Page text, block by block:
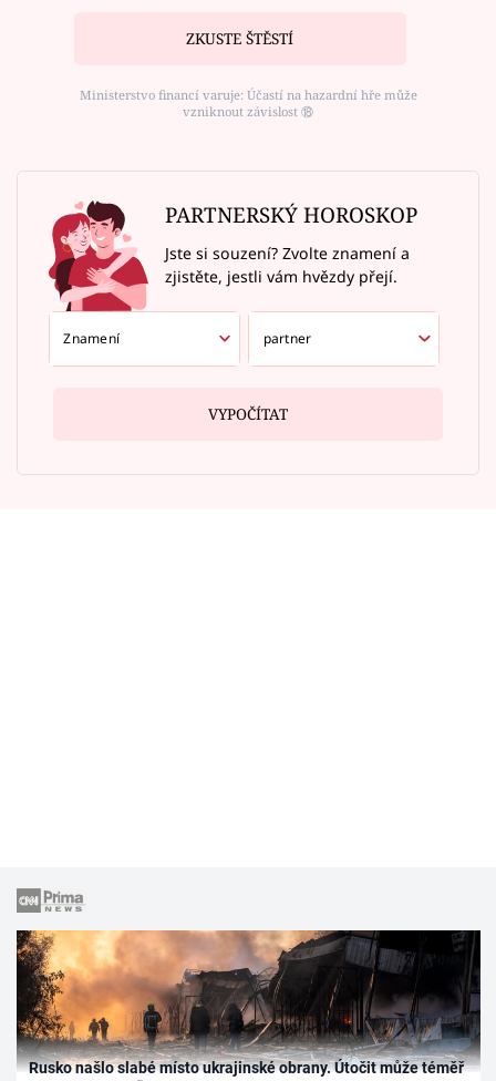
ZKUSTE ŠTĚSTÍ
Ministerstvo financí varuje: Účastí na hazardní hře může
vzniknout závislost ⑱
PARTNERSKÝ HOROSKOP
Jste si souzení? Zvolte znamení a
zjistěte, jestli vám hvězdy přejí.
VYPOČÍTAT
Rusko našlo slabé místo ukrajinské obrany. Útočit může téměř